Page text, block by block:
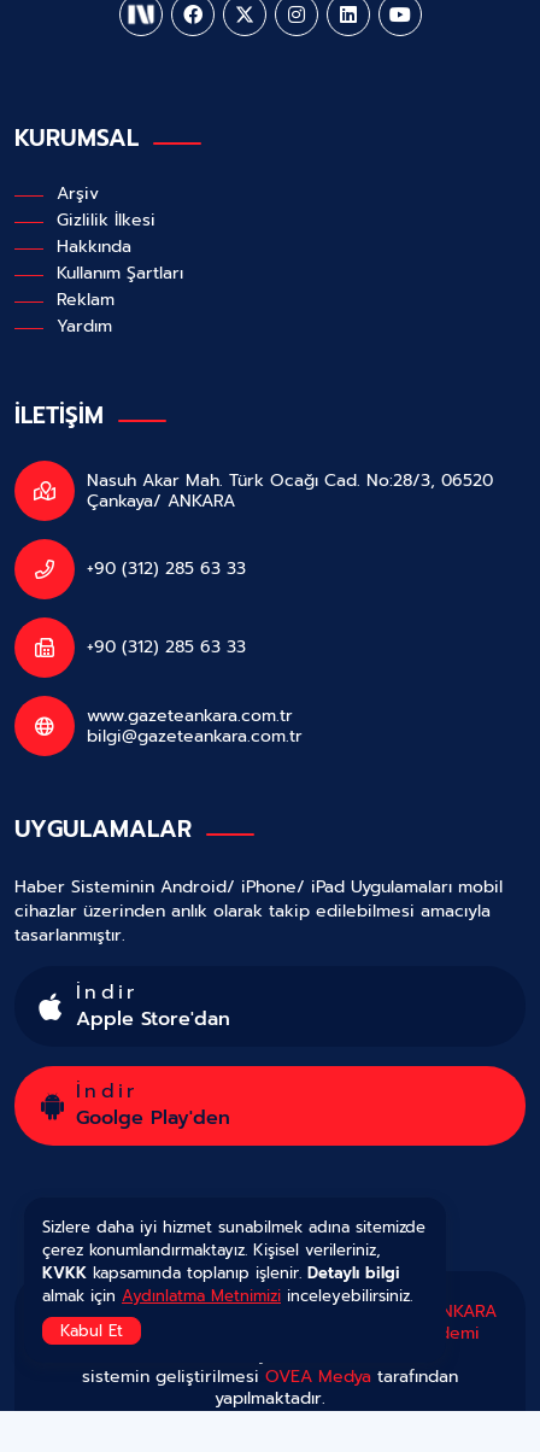
KURUMSAL
Arşiv
Gizlilik İlkesi
Hakkında
Kullanım Şartları
Reklam
Yardım
İLETİŞİM
Nasuh Akar Mah. Türk Ocağı Cad. No:28/3, 06520
Çankaya/ ANKARA
+90 (312) 285 63 33
+90 (312) 285 63 33
www.gazeteankara.com.tr
bilgi@gazeteankara.com.tr
UYGULAMALAR
Haber Sisteminin Android/ iPhone/ iPad Uygulamaları mobil
cihazlar üzerinden anlık olarak takip edilebilmesi amacıyla
tasarlanmıştır.
İndir
Apple Store'dan
İndir
Goolge Play'den
Copyright © 2025 Tüm Hakları Saklıdır.
Gazete ANKARA
'nın kurulması ve yönetilmesi görevi
OVEA Akademi
sistemin geliştirilmesi OVEA Medya tarafından
yapılmaktadır.
Sizlere daha iyi hizmet sunabilmek adına sitemizde
çerez konumlandırmaktayız. Kişisel verileriniz,
KVKK kapsamında toplanıp işlenir. Detaylı bilgi
almak için Aydınlatma Metnimizi inceleyebilirsiniz.
Kabul Et